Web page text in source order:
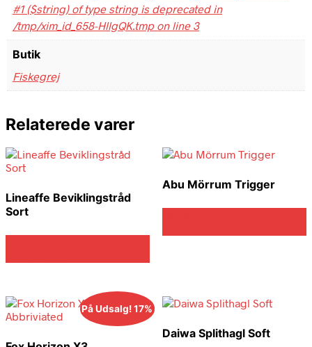
#1 ($string) of type string is deprecated in
/tmp/xim_id_658-HllgQK.tmp on line 3
Butik
Fiskegrej
Relaterede varer
Lineaffe Beviklingstråd
Sort
Abu Mörrum Trigger
På Udsalg! 17%
Daiwa Splithagl Soft